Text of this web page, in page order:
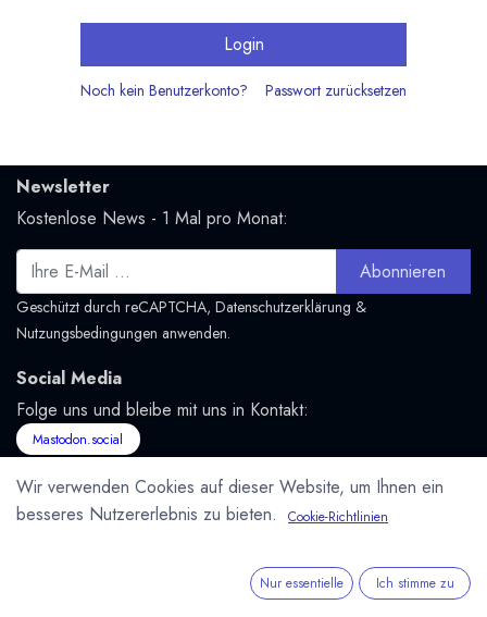
Login
Noch kein Benutzerkonto? Passwort zurücksetzen
Newsletter
Kostenlose News - 1 Mal pro Monat:
Abonnieren
Geschützt durch reCAPTCHA, Datenschutzerklärung &
Nutzungsbedingungen anwenden.
Social Media
Folge uns und bleibe mit uns in Kontakt:
Mastodon.social
Wir verwenden Cookies auf dieser Website, um Ihnen ein
besseres Nutzererlebnis zu bieten.
Cookie-Richtlinien
Nur essentielle Ich stimme zu